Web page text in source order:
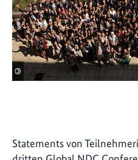
©
Statements von